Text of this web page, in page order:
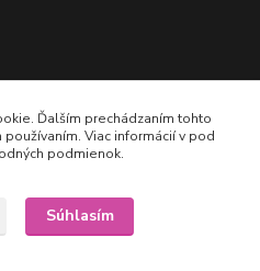
007Ďalším prechádzaním tohto
Viac informácií v pod
podmienok.
Súhlasím